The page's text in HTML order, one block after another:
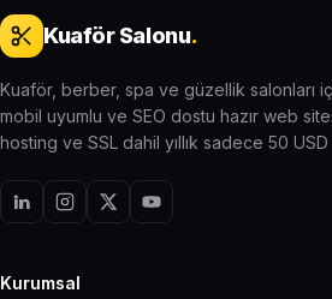
Kuaför Salonu.
Kuaför, berber, spa ve güzellik salonları
mobil uyumlu ve SEO dostu hazır web
hosting ve SSL dahil yıllık sadece 50 USD
Kurumsal